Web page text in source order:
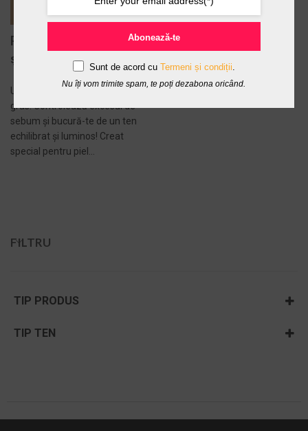
FILTRU
TIP PRODUS
TIP TEN
Ritual pentru Matifiere
și Hidratare
Un cadou natural pentru tenul
gras. Controlează excesul de
sebum și bucură-te de un ten
echilibrat și luminos! Creat
special pentru piel...
Abonează-te
Sunt de acord cu Termeni și condiții
Nu îți vom trimite spam, te poți dezabona oricând.